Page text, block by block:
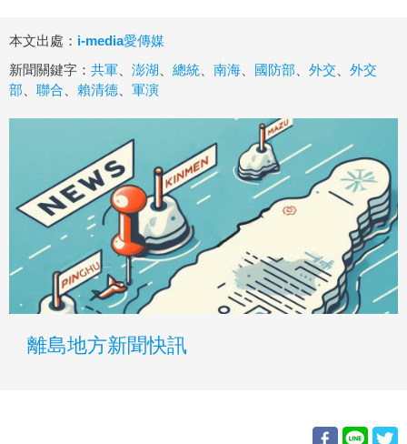
本文出處： i-media愛傳媒
新聞關鍵字： 共軍 澎湖 總統 南海 國防部 外交
外交
部
聯合 賴清德 軍演
離島地方新聞快訊